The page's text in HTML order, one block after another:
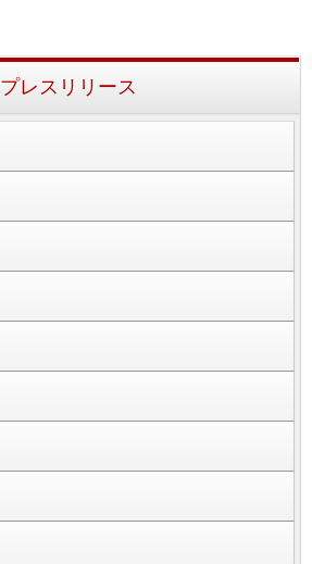
プレスリリース